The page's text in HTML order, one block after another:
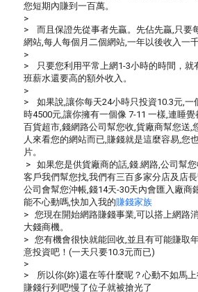
您短期內賺到一百萬。
>
> 而且保證先從事者先贏。先佔先贏,只要
網站,每人每個月二個網站,一年以後收入一千
>
> 只要您利用平常上網1-3小時的時間，就
班薪水還要高的額外收入。
>
> 如果說,讓你每天24小時只投資10.3元,一
時4500元,讓你擁有一個像 7-11 一樣,連睡
百貨超市,錢網路公司幫您收,貨廠商幫您送,
人來看您的網站而已,賺錢就是這麼容易,您
> 如果您是供貨廠商的話,錢.網路,公司幫
客戶我們幫您找,我們有三百多家分店及店
公司會幫您沖帳,錢14天-30天內會匯入廠商
能不心動嗎,快加入我的賺錢家族
> 您現在開始網路賺錢事業,可以搭上網路
大錢商
> 您有機會很快就能回收,並且有可能賺取
意投資吧！(一天只要10.3元而已)
>
> 所以你(妳)還在等什麼呢？心動不如馬
賺錢行列吧!慢了位子就被搶光了